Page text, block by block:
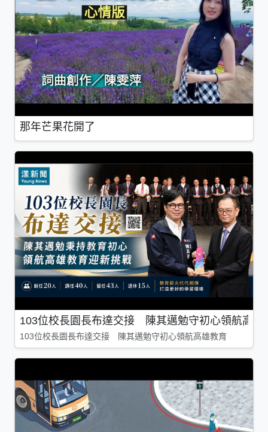
那年芒果花開了
103位校長園長布達交接 陳其邁勉守初心領航高雄
103位校長園長布達交接 陳其邁勉守初心領航高雄教育